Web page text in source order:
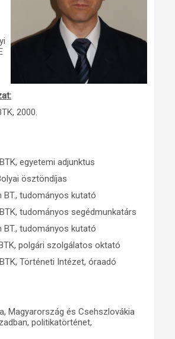
Dokumentumok
A trianoni szerződés
2000.
egyetemi adjunktus
ösztöndíjas
tudományos kutató
tudományos segédmunkatárs
tudományos kutató
polgári szolgálatos oktató
Történeti Intézet, óraadó
Magyarország és Csehszlovákia
politikatörténet,